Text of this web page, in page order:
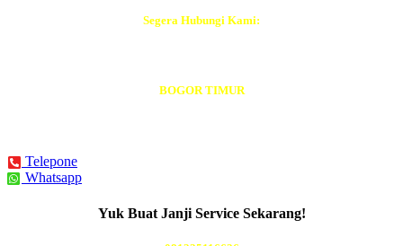
Segera Hubungi Kami:
BOGOR TIMUR
Telepone
Whatsapp
Yuk Buat Janji Service Sekarang!